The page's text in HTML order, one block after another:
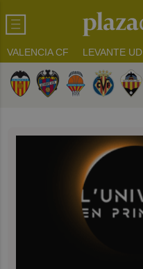
VALENCIA CF LEVANTE UD